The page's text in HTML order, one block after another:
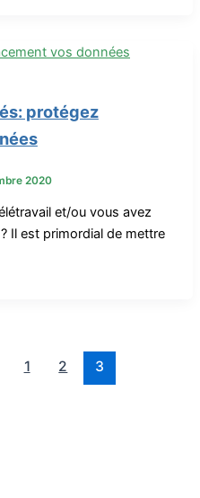
protégez
2020
et/ou vous avez
Il est primordial de mettre
1 2 3